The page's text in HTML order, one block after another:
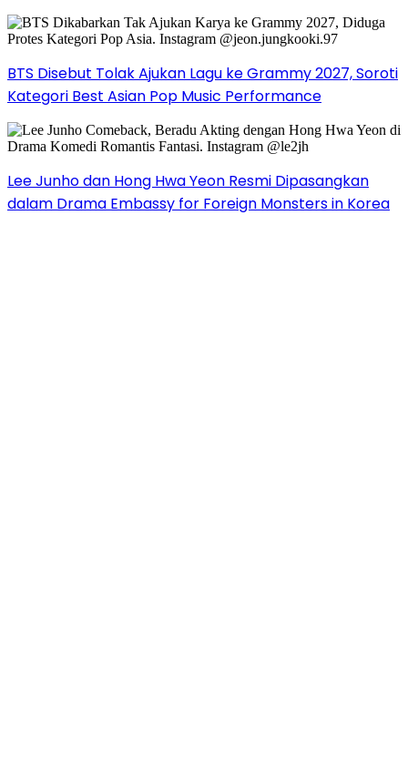
BTS Disebut Tolak Ajukan Lagu ke Grammy 2027, Soroti
Kategori Best Asian Pop Music Performance
Lee Junho dan Hong Hwa Yeon Resmi Dipasangkan
dalam Drama Embassy for Foreign Monsters in Korea